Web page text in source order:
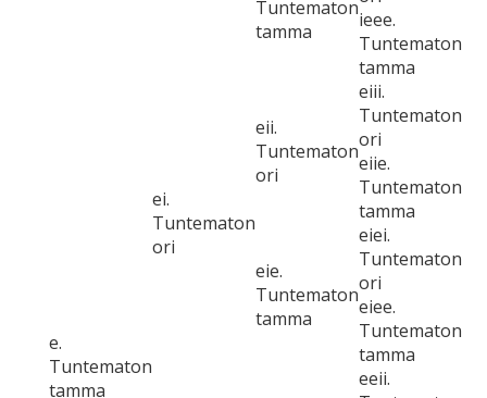
Tuntematon
tamma
ieee.
Tuntematon
tamma
e.
Tuntematon
tamma
ei.
Tuntematon
ori
eii.
Tuntematon
ori
eiii.
Tuntematon
ori
eiie.
Tuntematon
tamma
eie.
Tuntematon
tamma
eiei.
Tuntematon
ori
eiee.
Tuntematon
tamma
eeii.